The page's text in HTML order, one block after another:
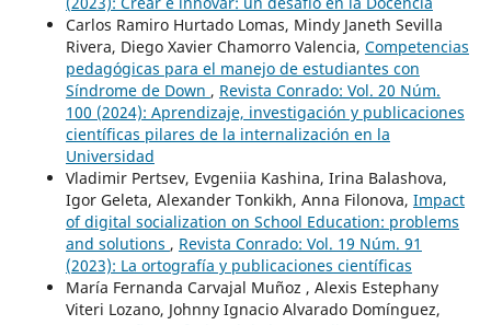
Carlos Ramiro Hurtado Lomas, Mindy Janeth Sevilla
Rivera, Diego Xavier Chamorro Valencia, Competencias
pedagógicas para el manejo de estudiantes con
Síndrome de Down , Revista Conrado: Vol. 20 Núm.
100 (2024): Aprendizaje, investigación y publicaciones
científicas pilares de la internalización en la
Universidad
Vladimir Pertsev, Evgeniia Kashina, Irina Balashova,
Igor Geleta, Alexander Tonkikh, Anna Filonova, Impact
of digital socialization on School Education: problems
and solutions , Revista Conrado: Vol. 19 Núm. 91
(2023): La ortografía y publicaciones científicas
María Fernanda Carvajal Muñoz , Alexis Estephany
Viteri Lozano, Johnny Ignacio Alvarado Domínguez,